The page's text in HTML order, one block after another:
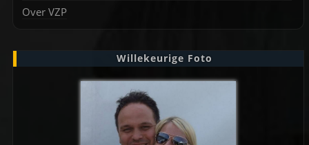
Over VZP
Willekeurige Foto